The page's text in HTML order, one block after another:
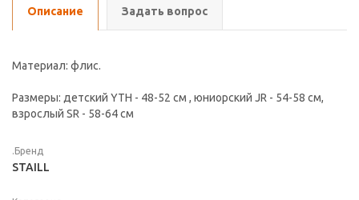
Описание Задать вопрос
Материал: флис.
Размеры: детский YTH - 48-52 см , юниорский JR - 54-58 см,
взрослый SR - 58-64 см
.Бренд
STAILL